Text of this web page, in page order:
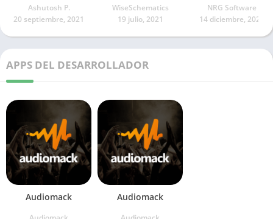
Ashutosh P.
20 septiembre, 2021
WiseSchematics
19 julio, 2021
NRG Software
14 diciembre, 2022
APPS DEL DESARROLLADOR
Audiomack Audiomack